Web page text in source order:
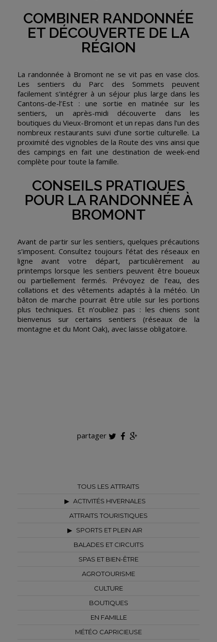
TOUS LES ATTRAITS
ACTIVITÉS HIVERNALES
ATTRAITS TOURISTIQUES
SPORTS ET PLEIN AIR
BALADES ET CIRCUITS
SPAS ET BIEN-ÊTRE
AGROTOURISME
CULTURE
BOUTIQUES
EN FAMILLE
MÉTÉO CAPRICIEUSE
COMBINER RANDONNÉE
ET DÉCOUVERTE DE LA
RÉGION
La randonnée à Bromont ne se vit pas en vase clos.
Les sentiers du Parc des Sommets peuvent
facilement s’intégrer à un séjour plus large dans les
Cantons-de-l’Est : une sortie en matinée sur les
sentiers, un après-midi découverte dans les
boutiques du Vieux-Bromont et un repas dans l’un des
nombreux restaurants suivi d’une sortie culturelle. La
proximité des vignobles de la Route des vins ainsi que
des campings en fait une destination de week-end
complète pour toute la famille.
CONSEILS PRATIQUES
POUR LA RANDONNÉE À
BROMONT
Avant de partir sur les sentiers, quelques précautions
s’imposent. Consultez toujours l’état des réseaux en
ligne avant votre départ, particulièrement au
printemps lorsque les sentiers peuvent être boueux
ou partiellement fermés. Prévoyez de l’eau, des
collations et des vêtements adaptés à la météo. Un
bâton de marche pourrait être utile sur les portions
plus techniques. Et n’oubliez pas : les chiens sont
bienvenus sur certains sentiers (réseaux de la
montagne et du Mont Oak), avec laisse obligatoire.
partager